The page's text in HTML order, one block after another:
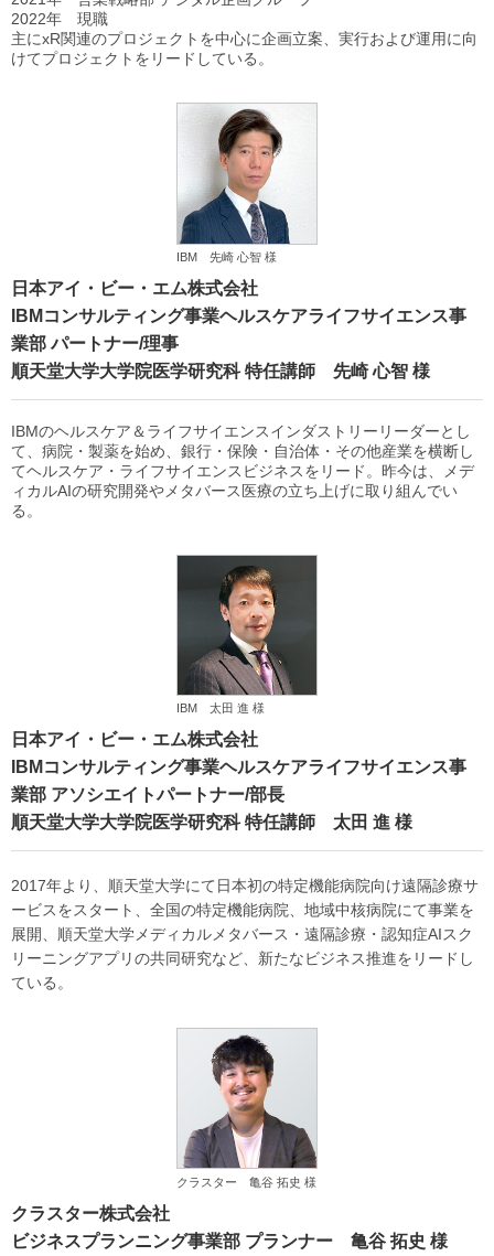
2022年 現職
主にxR関連のプロジェクトを中心に企画立案、実行および運用に向
けてプロジェクトをリードしている。
IBM 先崎 心智 様
日本アイ・ビー・エム株式会社
IBMコンサルティング事業ヘルスケアライフサイエンス事
業部 パートナー/理事
順天堂大学大学院医学研究科 特任講師 先崎 心智 様
IBMのヘルスケア＆ライフサイエンスインダストリーリーダーとし
て、病院・製薬を始め、銀行・保険・自治体・その他産業を横断し
てヘルスケア・ライフサイエンスビジネスをリード。昨今は、メデ
ィカルAIの研究開発やメタバース医療の立ち上げに取り組んでい
る。
IBM 太田 進 様
日本アイ・ビー・エム株式会社
IBMコンサルティング事業ヘルスケアライフサイエンス事
業部 アソシエイトパートナー/部長
順天堂大学大学院医学研究科 特任講師 太田 進 様
2017年より、順天堂大学にて日本初の特定機能病院向け遠隔診療サ
ービスをスタート、全国の特定機能病院、地域中核病院にて事業を
展開、順天堂大学メディカルメタバース・遠隔診療・認知症AIスク
リーニングアプリの共同研究など、新たなビジネス推進をリードし
ている。
クラスター 亀谷 拓史 様
クラスター株式会社
ビジネスプランニング事業部 プランナー 亀谷 拓史 様